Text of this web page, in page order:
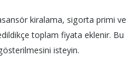
kiralama, sigorta primi ve
toplam fiyata eklenir. Bu
isteyin.